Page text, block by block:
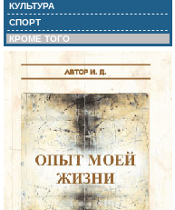
КУЛЬТУРА
СПОРТ
КРОМЕ ТОГО